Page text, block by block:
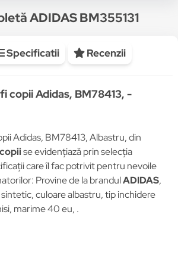
ADIDAS BM355131
Specificatii Recenzii
copii Adidas, BM78413, -
Adidas, BM78413, Albastru, din
se evidențiază prin selecția
care îl fac potrivit pentru nevoile
Provine de la brandulADIDAS,
culoare albastru, tip inchidere
marime 40 eu, .